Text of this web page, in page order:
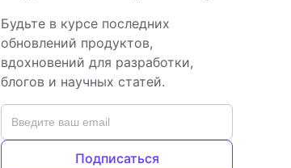
Будьте в курсе последних
обновлений продуктов,
вдохновений для разработки,
блогов и научных статей.
Подписаться